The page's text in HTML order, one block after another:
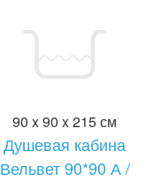
90 x 90 x 215 см
Душевая кабина
Вельвет 90*90 А /